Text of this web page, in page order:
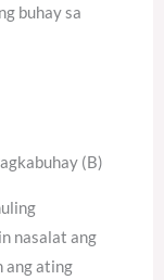
buhay sa
(B)
nasalat ang
ang ating